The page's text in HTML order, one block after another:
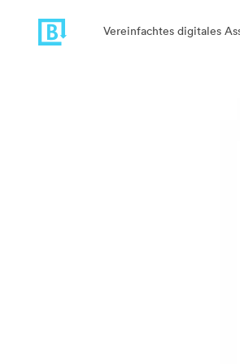
Vereinfachtes digitales